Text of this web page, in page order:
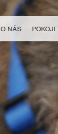
O NÁS POKOJE